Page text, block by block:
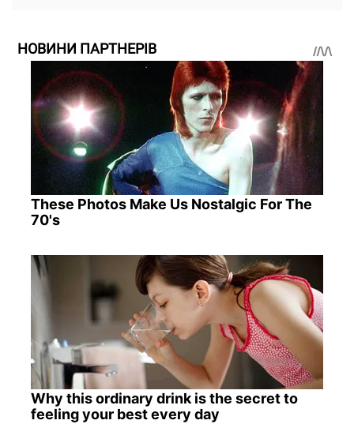
НОВИНИ ПАРТНЕРІВ
These Photos Make Us Nostalgic For The
70's
Why this ordinary drink is the secret to
feeling your best every day